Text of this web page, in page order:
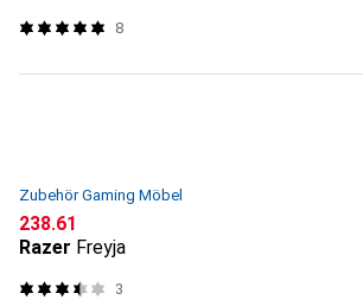
8
Zubehör Gaming Möbel
CHF
238.61
Razer Freyja
3